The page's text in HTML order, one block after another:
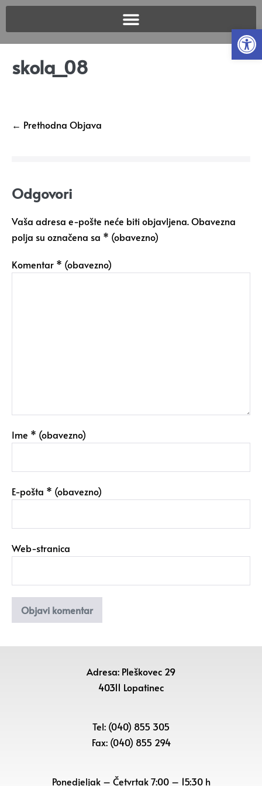
skola_08
← Prethodna Objava
Odgovori
Vaša adresa e-pošte neće biti objavljena.Obavezna
polja su označena sa * (obavezno)
Komentar * (obavezno)
Ime * (obavezno)
E-pošta * (obavezno)
Web-stranica
Adresa: Pleškovec 29
40311 Lopatinec
Tel: (040) 855 305
Fax: (040) 855 294
Ponedjeljak – Četvrtak 7:00 – 15:30 h